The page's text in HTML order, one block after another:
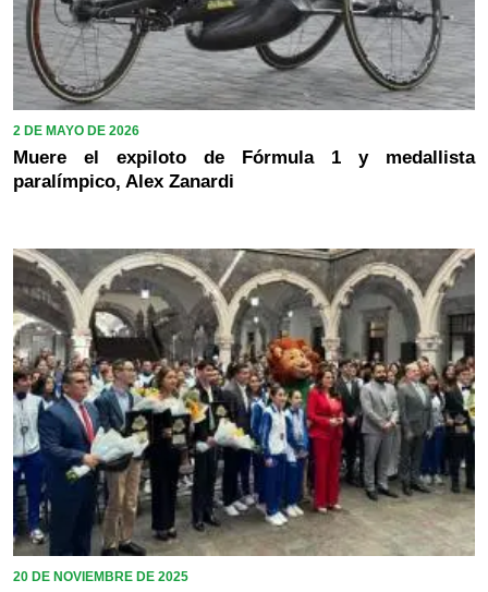
2 DE MAYO DE 2026
Muere el expiloto de Fórmula 1 y medallista
paralímpico, Alex Zanardi
20 DE NOVIEMBRE DE 2025